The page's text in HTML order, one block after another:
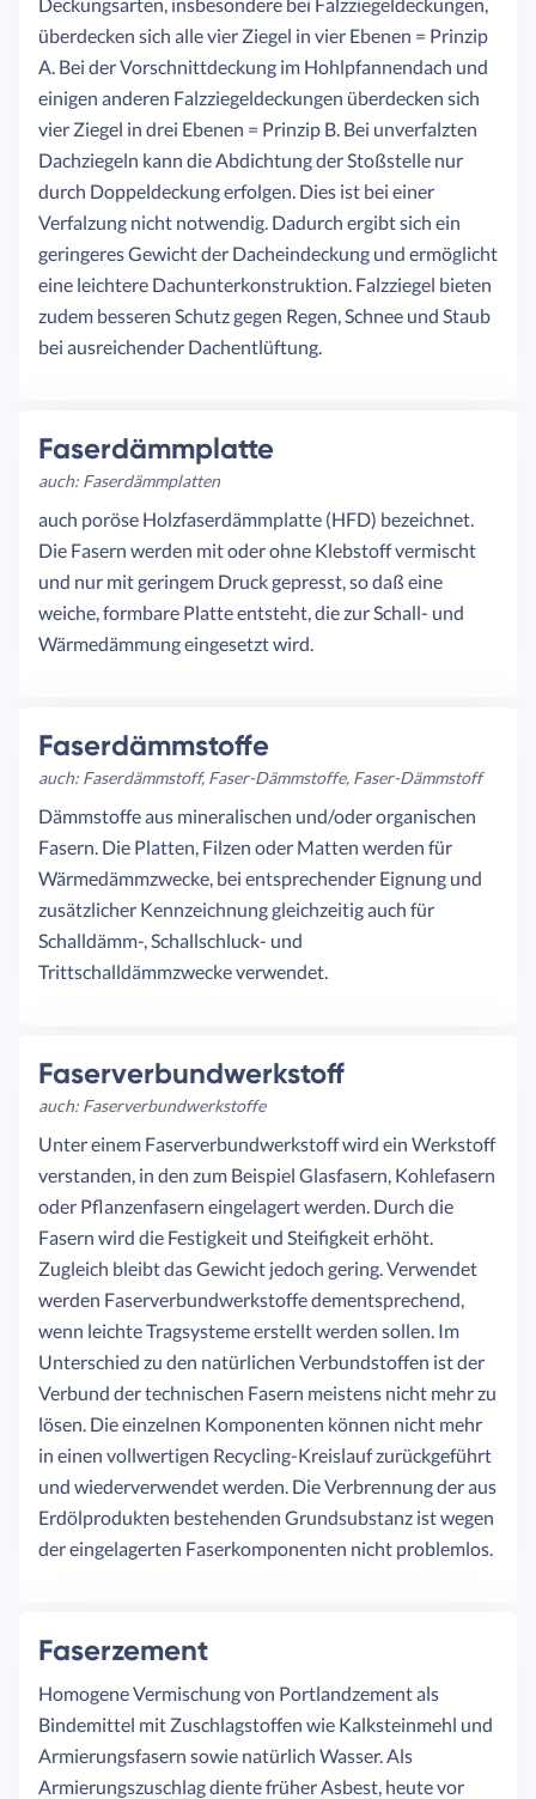
überdecken sich alle vier Ziegel in vier Ebenen = Prinzip
A. Bei der Vorschnittdeckung im Hohlpfannendach und
einigen anderen Falzziegeldeckungen überdecken sich
vier Ziegel in drei Ebenen = Prinzip B. Bei unverfalzten
Dachziegeln kann die Abdichtung der Stoßstelle nur
durch Doppeldeckung erfolgen. Dies ist bei einer
Verfalzung nicht notwendig. Dadurch ergibt sich ein
geringeres Gewicht der Dacheindeckung und ermöglicht
eine leichtere Dachunterkonstruktion. Falzziegel bieten
zudem besseren Schutz gegen Regen, Schnee und Staub
bei ausreichender Dachentlüftung.
Faserdämmplatte
auch: Faserdämmplatten
auch poröse Holzfaserdämmplatte (HFD) bezeichnet.
Die Fasern werden mit oder ohne Klebstoff vermischt
und nur mit geringem Druck gepresst, so daß eine
weiche, formbare Platte entsteht, die zur Schall- und
Wärmedämmung eingesetzt wird.
Faserdämmstoffe
auch: Faserdämmstoff, Faser-Dämmstoffe, Faser-Dämmstoff
Dämmstoffe aus mineralischen und/oder organischen
Fasern. Die Platten, Filzen oder Matten werden für
Wärmedämmzwecke, bei entsprechender Eignung und
zusätzlicher Kennzeichnung gleichzeitig auch für
Schalldämm-, Schallschluck- und
Trittschalldämmzwecke verwendet.
Faserverbundwerkstoff
auch: Faserverbundwerkstoffe
Unter einem Faserverbundwerkstoff wird ein Werkstoff
verstanden, in den zum Beispiel Glasfasern, Kohlefasern
oder Pflanzenfasern eingelagert werden. Durch die
Fasern wird die Festigkeit und Steifigkeit erhöht.
Zugleich bleibt das Gewicht jedoch gering. Verwendet
werden Faserverbundwerkstoffe dementsprechend,
wenn leichte Tragsysteme erstellt werden sollen. Im
Unterschied zu den natürlichen Verbundstoffen ist der
Verbund der technischen Fasern meistens nicht mehr zu
lösen. Die einzelnen Komponenten können nicht mehr
in einen vollwertigen Recycling-Kreislauf zurückgeführt
und wiederverwendet werden. Die Verbrennung der aus
Erdölprodukten bestehenden Grundsubstanz ist wegen
der eingelagerten Faserkomponenten nicht problemlos.
Faserzement
Homogene Vermischung von Portlandzement als
Bindemittel mit Zuschlagstoffen wie Kalksteinmehl und
Armierungsfasern sowie natürlich Wasser. Als
Armierungszuschlag diente früher Asbest, heute vor